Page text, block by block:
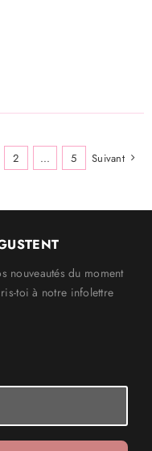
2 ... 5 Suivant
nouveautés du moment
toi à notre infolettre